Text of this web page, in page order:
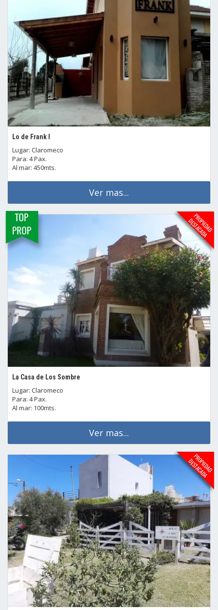
Lo de Frank I
Lugar: Claromeco
Para: 4 Pax.
Al mar: 450mts.
Ver mas...
La Casa de Los Sombre
Lugar: Claromeco
Para: 4 Pax.
Al mar: 100mts.
Ver mas...